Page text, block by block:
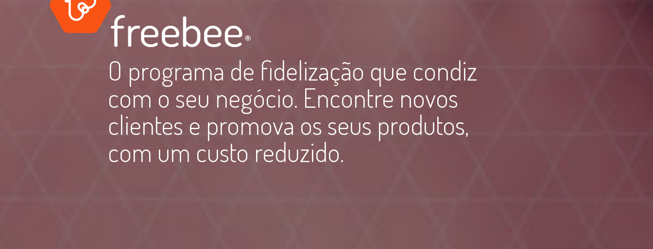
O programa de fidelização que condiz
com o seu negócio. Encontre novos
clientes e promova os seus produtos,
com um custo reduzido.